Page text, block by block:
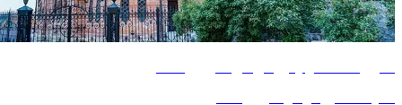
دليل السفر إلى نوفوسيبيرسك
تعرّف على نوفوسيبيرسك